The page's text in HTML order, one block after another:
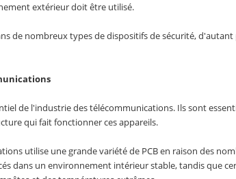
extérieur doit être utilisé.
de nombreux types de dispositifs de sécurité,
de l'industrie des télécommunications. Ils sont
qui fait fonctionner ces appareils.
utilise une grande variété de PCB en raison des
dans un environnement intérieur stable, tandis que